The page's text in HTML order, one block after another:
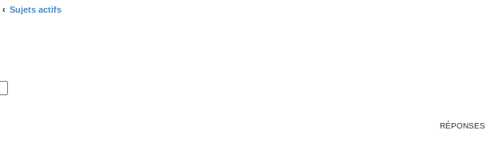
Sujets actifs
RÉPONSES